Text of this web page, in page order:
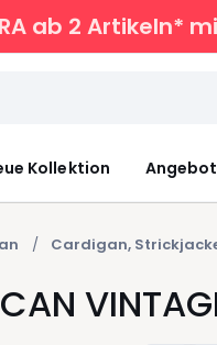
ab 2 Artikeln*
Kollektion
Cardigan,